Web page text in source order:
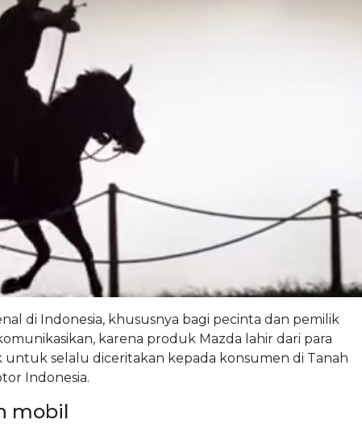
di Indonesia, khususnya bagi pecinta dan pemilik
karena produk Mazda lahir dari para
untuk selalu diceritakan kepada konsumen di Tanah
Indonesia.
mobil